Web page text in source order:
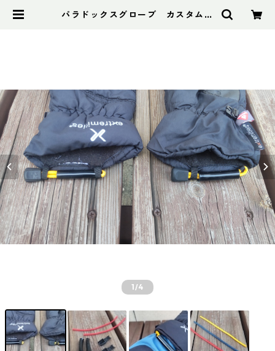
パラドックスグローブ カスタムプ
1/4